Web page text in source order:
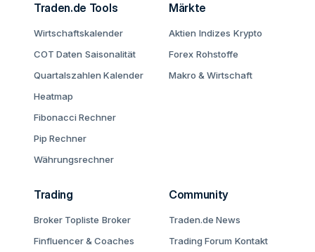
Traden.de Tools
Wirtschaftskalender
COT Daten Saisonalität
Quartalszahlen Kalender
Heatmap
Fibonacci Rechner
Pip Rechner
Währungsrechner
Märkte
Aktien Indizes Krypto
Forex Rohstoffe
Makro & Wirtschaft
Trading
Broker Topliste Broker
Finfluencer & Coaches
Community
Traden.de News
Trading Forum Kontakt